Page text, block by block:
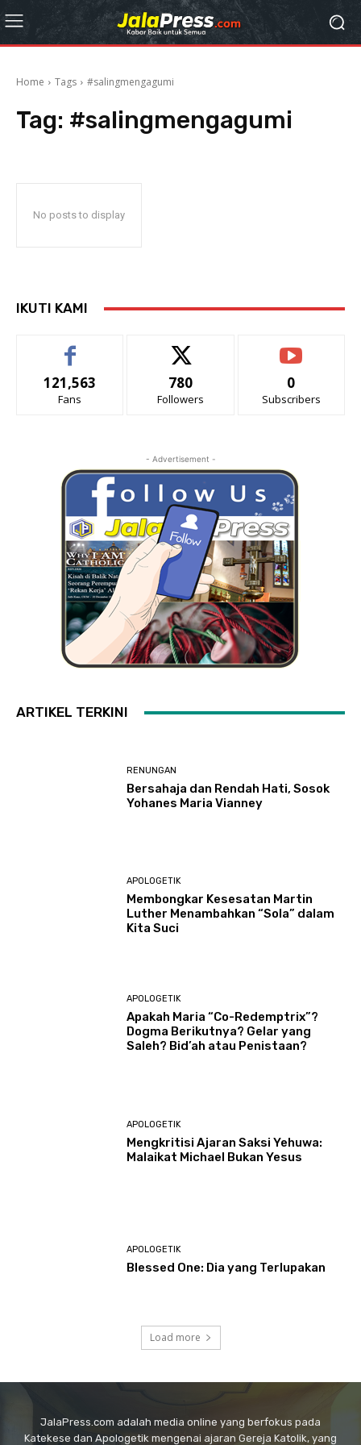
Home Tags #salingmengagumi
Tag: #salingmengagumi
No posts to display
IKUTI KAMI
121,563
Fans
780
Followers
0
Subscribers
- Advertisement -
ARTIKEL TERKINI
RENUNGAN
Bersahaja dan Rendah Hati, Sosok
Yohanes Maria Vianney
APOLOGETIK
Membongkar Kesesatan Martin
Luther Menambahkan “Sola” dalam
Kita Suci
APOLOGETIK
Apakah Maria “Co-Redemptrix”?
Dogma Berikutnya? Gelar yang
Saleh? Bid’ah atau Penistaan?
APOLOGETIK
Mengkritisi Ajaran Saksi Yehuwa:
Malaikat Michael Bukan Yesus
APOLOGETIK
Blessed One: Dia yang Terlupakan
Load more
JalaPress.com adalah media online yang berfokus pada
Katekese dan Apologetik mengenai ajaran Gereja Katolik, yang